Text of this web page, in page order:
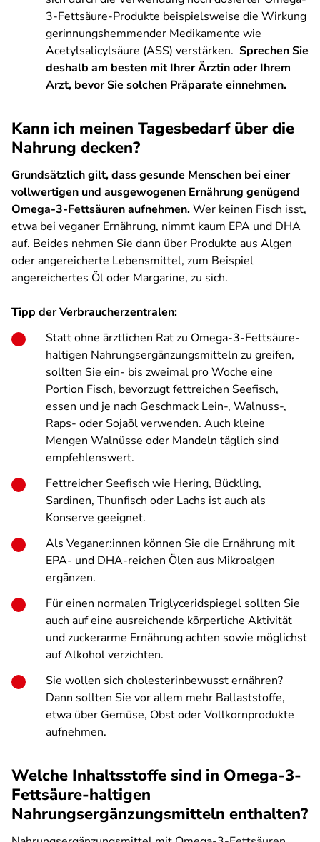
3-Fettsäure-Produkte beispielsweise die Wirkung
gerinnungshemmender Medikamente wie
Acetylsalicylsäure (ASS) verstärken. Sprechen Sie
deshalb am besten mit Ihrer Ärztin oder Ihrem
Arzt, bevor Sie solchen Präparate einnehmen.
Kann ich meinen Tagesbedarf über die
Nahrung decken?
Grundsätzlich gilt, dass gesunde Menschen bei einer
vollwertigen und ausgewogenen Ernährung genügend
Omega-3-Fettsäuren aufnehmen.Wer keinen Fisch isst,
etwa bei veganer Ernährung, nimmt kaum EPA und DHA
auf. Beides nehmen Sie dann über Produkte aus Algen
oder angereicherte Lebensmittel, zum Beispiel
angereichertes Öl oder Margarine, zu sich.
Tipp der Verbraucherzentralen:
Statt ohne ärztlichen Rat zu Omega-3-Fettsäure-
haltigen Nahrungsergänzungsmitteln zu greifen,
sollten Sie ein- bis zweimal pro Woche eine
Portion Fisch, bevorzugt fettreichen Seefisch,
essen und je nach Geschmack Lein-, Walnuss-,
Raps- oder Sojaöl verwenden. Auch kleine
Mengen Walnüsse oder Mandeln täglich sind
empfehlenswert.
Fettreicher Seefisch wie Hering, Bückling,
Sardinen, Thunfisch oder Lachs ist auch als
Konserve geeignet.
Als Veganer:innen können Sie die Ernährung mit
EPA- und DHA-reichen Ölen aus Mikroalgen
ergänzen.
Für einen normalen Triglyceridspiegel sollten Sie
auch auf eine ausreichende körperliche Aktivität
und zuckerarme Ernährung achten sowie möglichst
auf Alkohol verzichten.
Sie wollen sich cholesterinbewusst ernähren?
Dann sollten Sie vor allem mehr Ballaststoffe,
etwa über Gemüse, Obst oder Vollkornprodukte
aufnehmen.
Welche Inhaltsstoffe sind in Omega-3-
Fettsäure-haltigen
Nahrungsergänzungsmitteln enthalten?